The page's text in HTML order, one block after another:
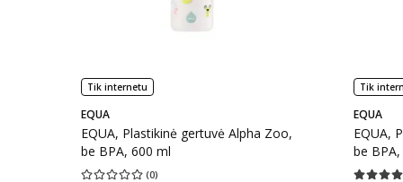
Tik internetu
EQUA
EQUA, Plastikinė gertuvė Alpha Zoo,
be BPA, 600 ml
(0)
Tik
EQUA
EQUA,
be